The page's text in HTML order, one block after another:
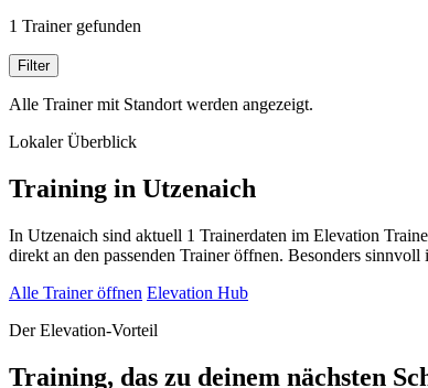
1 Trainer gefunden
Filter
Alle Trainer mit Standort werden angezeigt.
Lokaler Überblick
Training in Utzenaich
In Utzenaich sind aktuell 1 Trainerdaten im Elevation
direkt an den passenden Trainer öffnen. Besonders
Alle Trainer öffnen Elevation Hub
Der Elevation-Vorteil
Training, das zu deinem nächsten